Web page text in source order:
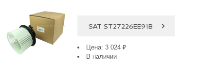
SAT ST27226EE91B
Цена: 3 024 ₽
В наличии